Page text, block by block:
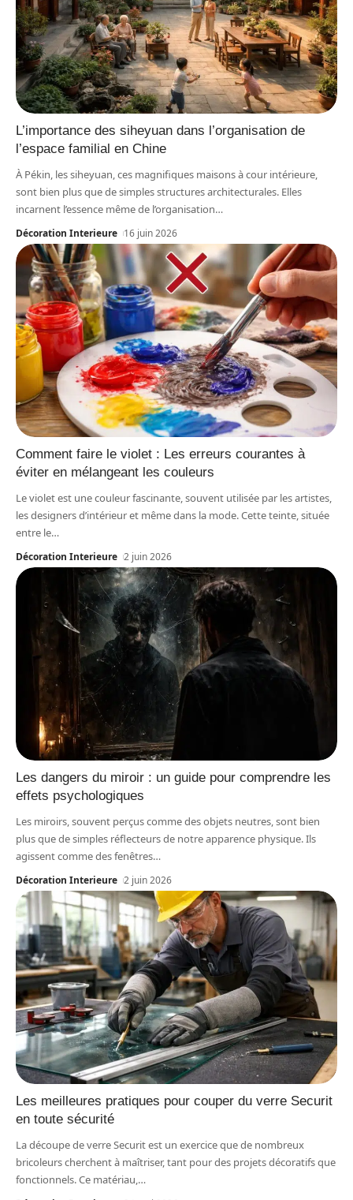
L’importance des siheyuan dans l’organisation de
l’espace familial en Chine
À Pékin, les siheyuan, ces magnifiques maisons à cour intérieure,
sont bien plus que de simples structures architecturales. Elles
incarnent l’essence même de l’organisation…
Décoration Interieure 16 juin 2026
Comment faire le violet : Les erreurs courantes à
éviter en mélangeant les couleurs
Le violet est une couleur fascinante, souvent utilisée par les artistes,
les designers d’intérieur et même dans la mode. Cette teinte, située
entre le…
Décoration Interieure 2 juin 2026
Les dangers du miroir : un guide pour comprendre les
effets psychologiques
Les miroirs, souvent perçus comme des objets neutres, sont bien
plus que de simples réflecteurs de notre apparence physique. Ils
agissent comme des fenêtres…
Décoration Interieure 2 juin 2026
Les meilleures pratiques pour couper du verre Securit
en toute sécurité
La découpe de verre Securit est un exercice que de nombreux
bricoleurs cherchent à maîtriser, tant pour des projets décoratifs que
fonctionnels. Ce matériau,…